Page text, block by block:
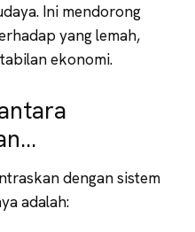
Ini mendorong
yang lemah,
ekonomi.
dengan sistem
adalah: